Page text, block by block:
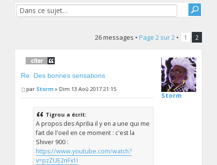
26 messages • Page 2sur2• 1 2
Re: Des bonnes sensations
par Storm » Dim 13 Aoû 2017 21:15
Tigrou a écrit:
A propos des Aprilia il y en a une qui me
fait de l'oeil en ce moment : c'est la
Shiver 900 :
https://www.youtube.com/watch?
v=pzZUE2nFx1I
Storm